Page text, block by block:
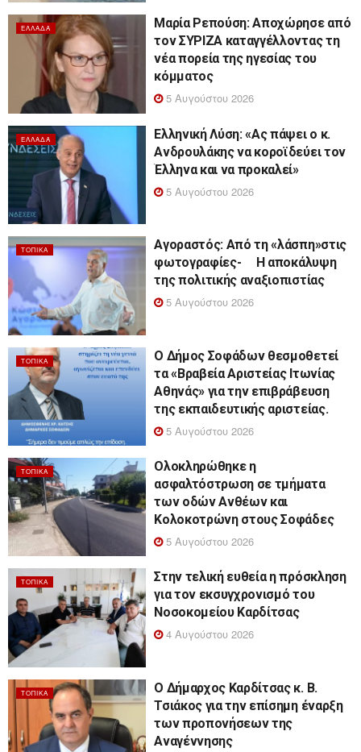
ΕΛΛΆΔΑ
Μαρία Ρεπούση: Αποχώρησε από
τον ΣΥΡΙΖΑ καταγγέλλοντας τη
νέα πορεία της ηγεσίας του
κόμματος
5 Αυγούστου 2026
ΕΛΛΆΔΑ
Ελληνική Λύση: «Ας πάψει ο κ.
Ανδρουλάκης να κοροϊδεύει τον
Έλληνα και να προκαλεί»
5 Αυγούστου 2026
ΤΟΠΙΚΆ
Αγοραστός: Από τη «λάσπη»στις
φωτογραφίες- Η αποκάλυψη
της πολιτικής αναξιοπιστίας
5 Αυγούστου 2026
ΤΟΠΙΚΆ
Ο Δήμος Σοφάδων θεσμοθετεί
τα «Βραβεία Αριστείας Ιτωνίας
Αθηνάς» για την επιβράβευση
της εκπαιδευτικής αριστείας.
5 Αυγούστου 2026
ΤΟΠΙΚΆ
Ολοκληρώθηκε η
ασφαλτόστρωση σε τμήματα
των οδών Ανθέων και
Κολοκοτρώνη στους Σοφάδες
5 Αυγούστου 2026
ΤΟΠΙΚΆ
Στην τελική ευθεία η πρόσκληση
για τον εκσυγχρονισμό του
Νοσοκομείου Καρδίτσας
4 Αυγούστου 2026
ΤΟΠΙΚΆ
Ο Δήμαρχος Καρδίτσας κ. Β.
Τσιάκος για την επίσημη έναρξη
των προπονήσεων της
Αναγέννησης